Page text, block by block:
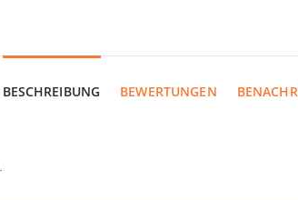
BESCHREIBUNG BEWERTUNGEN